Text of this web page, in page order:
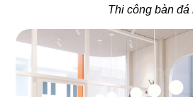
Thi công bàn đá
53
SUSHI MASA
54
LAN